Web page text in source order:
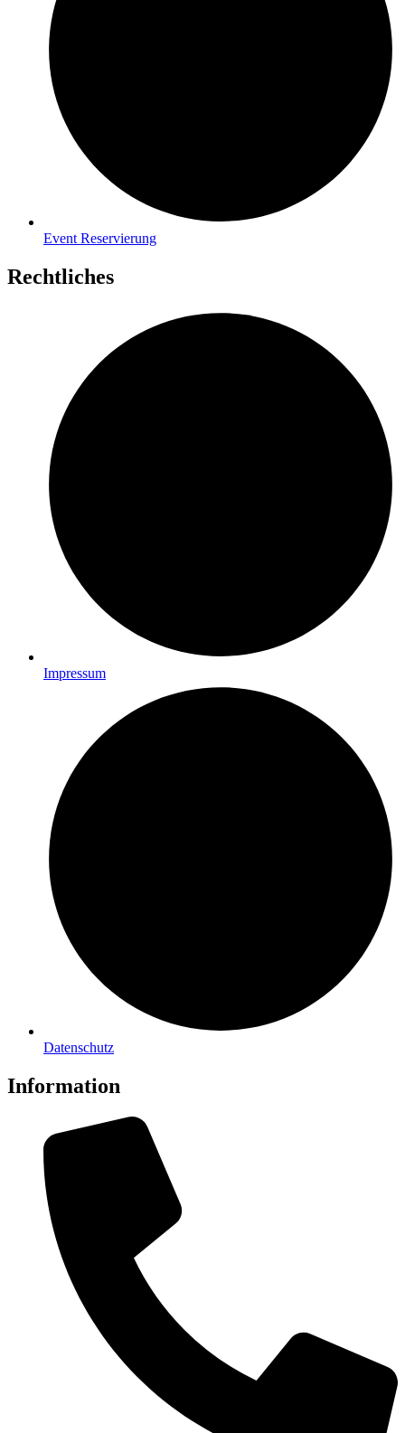
Event Reservierung
Rechtliches
Impressum
Datenschutz
Information